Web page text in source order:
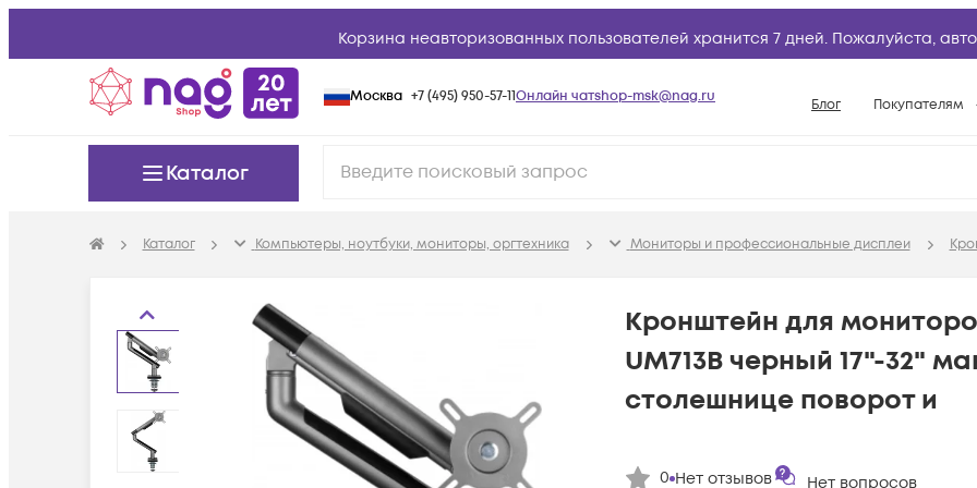
Корзина неавторизованных пользователей хранится 7 дней. Пожалуйста,
Москва +7 (495) 950-57-11Онлайн чатshop-msk@nag.ru Блог Покупателям
Условия
Возврат
Вопросы и
База знаний
Каталог
Каталог Компьютеры, ноутбуки, мониторы, оргтехника Мониторы и профессиональные дисплеи
Кронштейн для
UM713B черный 17"-32"
столешнице поворот и
0 Нет отзывов Нет вопросов